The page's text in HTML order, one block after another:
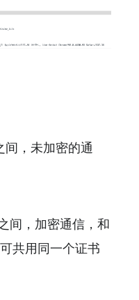
间，未加密的通
间，加密通信，和
共用同一个证书